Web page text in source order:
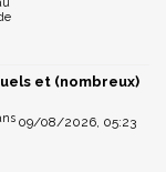
et (nombreux)
09/08/2026, 05:23